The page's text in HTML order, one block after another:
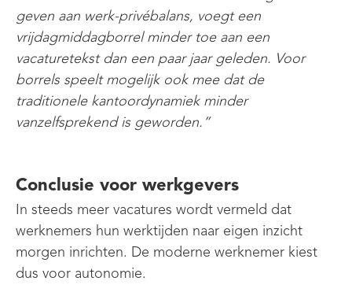
geven aan werk-privébalans, voegt een
vrijdagmiddagborrel minder toe aan een
vacaturetekst dan een paar jaar geleden. Voor
borrels speelt mogelijk ook mee dat de
traditionele kantoordynamiek minder
vanzelfsprekend is geworden.”
Conclusie voor werkgevers
In steeds meer vacatures wordt vermeld dat
werknemers hun werktijden naar eigen inzicht
morgen inrichten. De moderne werknemer kiest
dus voor autonomie.